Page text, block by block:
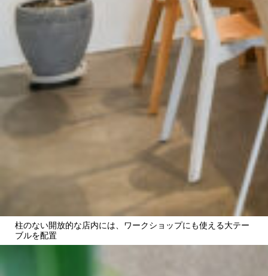
柱のない開放的な店内には、ワークショップにも使える大テー
ブルを配置